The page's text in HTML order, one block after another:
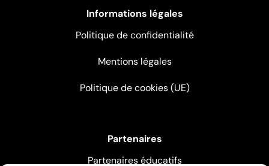
Informations légales
Politique de confidentialité
Mentions légales
Politique de cookies (UE)
Partenaires
Partenaires éducatifs